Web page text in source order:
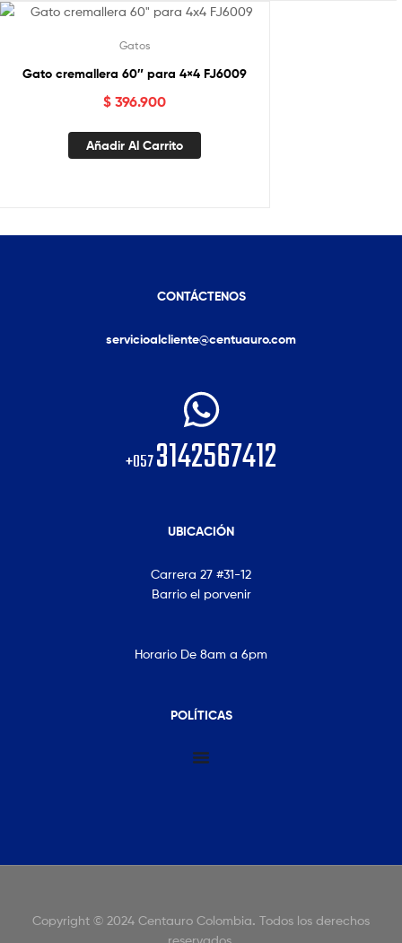
Gatos
Gato cremallera 60″ para 4×4 FJ6009
$ 396.900
Añadir Al Carrito
CONTÁCTENOS
servicioalcliente@centuauro.com
+0573142567412
UBICACIÓN
Carrera 27 #31-12
Barrio el porvenir
Horario De 8am a 6pm
POLÍTICAS
Copyright © 2024 Centauro Colombia. Todos los derechos
reservados.